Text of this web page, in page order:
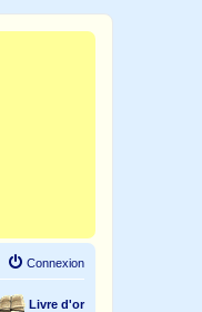
Connexion
Livre d'or